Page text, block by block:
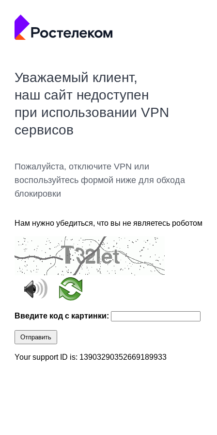
Уважаемый клиент,
наш сайт недоступен
при использовании VPN
сервисов
Пожалуйста, отключите VPN или
воспользуйтесь формой ниже для обхода
блокировки
Нам нужно убедиться, что вы не являетесь роботом
Введите код с картинки:
Отправить
Your support ID is: 13903290352669189933